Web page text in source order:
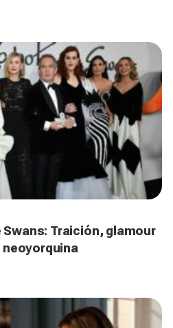
Swans: Traición, glamour